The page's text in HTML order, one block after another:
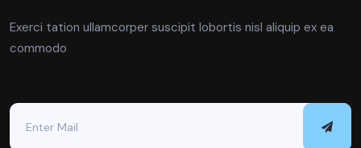
Exerci tation ullamcorper suscipit lobortis nisl aliquip ex ea
commodo